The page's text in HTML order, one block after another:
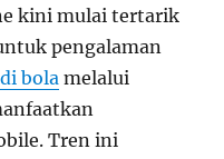
kini mulai tertarik
pengalaman
bola melalui
Tren ini